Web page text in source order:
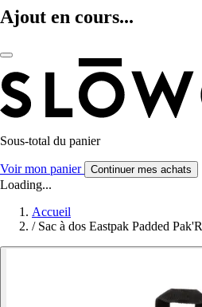
Ajout en cours...
Sous-total du panier
Voir mon panier Continuer mes achats
Loading...
Accueil
/ Sac à dos Eastpak Padded Pak'R